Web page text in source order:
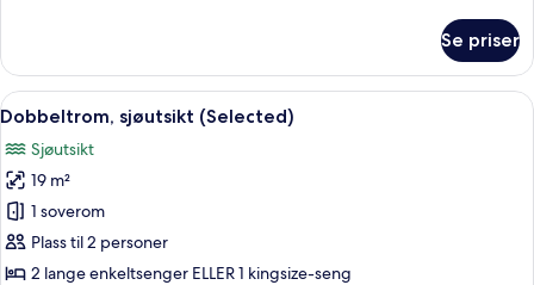
sjøutsikt
Se priser
Åpne
alle
bildene
av
Dobbeltrom,
sjøutsikt
(Selected)
Sengetøy av topp kvalitet, memory
8
Dobbeltrom, sjøutsikt (Selected)
Sjøutsikt
19 m²
1 soverom
Plass til 2 personer
2 lange enkeltsenger ELLER 1 kingsize-seng